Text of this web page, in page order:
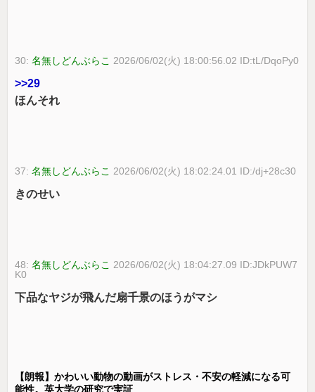
30:名無しどんぶらこ 2026/06/02(火) 18:00:56.02 ID:tL/DqoPy0
>>29
ほんそれ
37:名無しどんぶらこ 2026/06/02(火) 18:02:24.01 ID:/dj+28c30
きのせい
48:名無しどんぶらこ 2026/06/02(火) 18:04:27.09 ID:JDkPUW7
K0
下品なヤジが飛んだ扇千景のほうがマシ
【朗報】かわいい動物の動画がストレス・不安の軽減になる可
能性。英大学の研究で実証